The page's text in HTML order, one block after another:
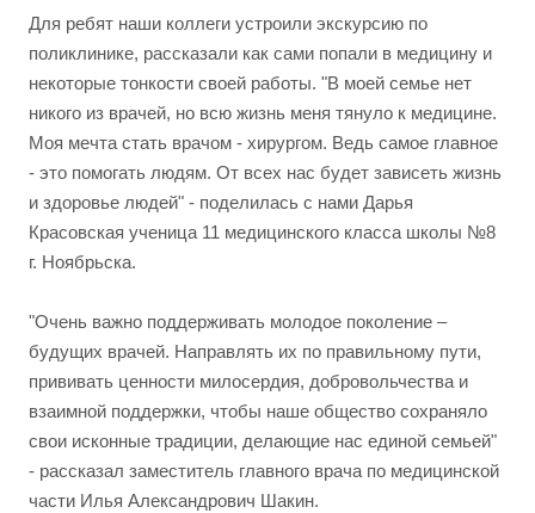
Для ребят наши коллеги устроили экскурсию по
поликлинике, рассказали как сами попали в медицину и
некоторые тонкости своей работы. "В моей семье нет
никого из врачей, но всю жизнь меня тянуло к медицине.
Моя мечта стать врачом - хирургом. Ведь самое главное
- это помогать людям. От всех нас будет зависеть жизнь
и здоровье людей" - поделилась с нами Дарья
Красовская ученица 11 медицинского класса школы №8
г. Ноябрьска.
"Очень важно поддерживать молодое поколение –
будущих врачей. Направлять их по правильному пути,
прививать ценности милосердия, добровольчества и
взаимной поддержки, чтобы наше общество сохраняло
свои исконные традиции, делающие нас единой семьей"
- рассказал заместитель главного врача по медицинской
части Илья Александрович Шакин.